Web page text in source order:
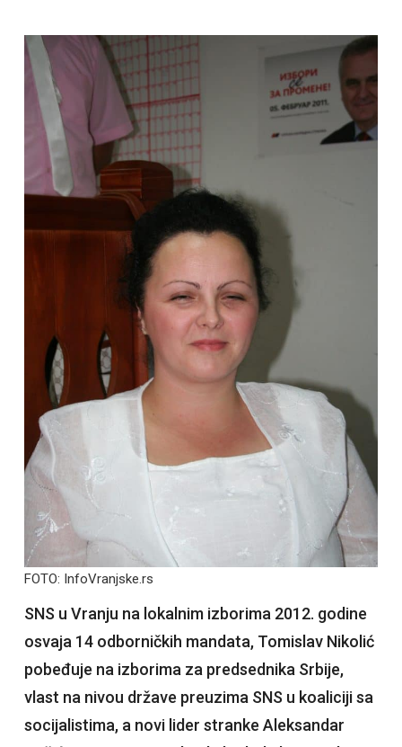
FOTO: InfoVranjske.rs
SNS u Vranju na lokalnim izborima 2012. godine
osvaja 14 odborničkih mandata, Tomislav Nikolić
pobeđuje na izborima za predsednika Srbije,
vlast na nivou države preuzima SNS u koaliciji sa
socijalistima, a novi lider stranke Aleksandar